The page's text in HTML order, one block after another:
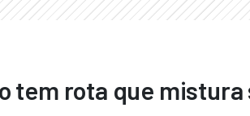
tem rota que